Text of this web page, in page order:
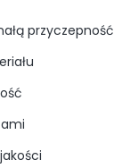
przyczepność